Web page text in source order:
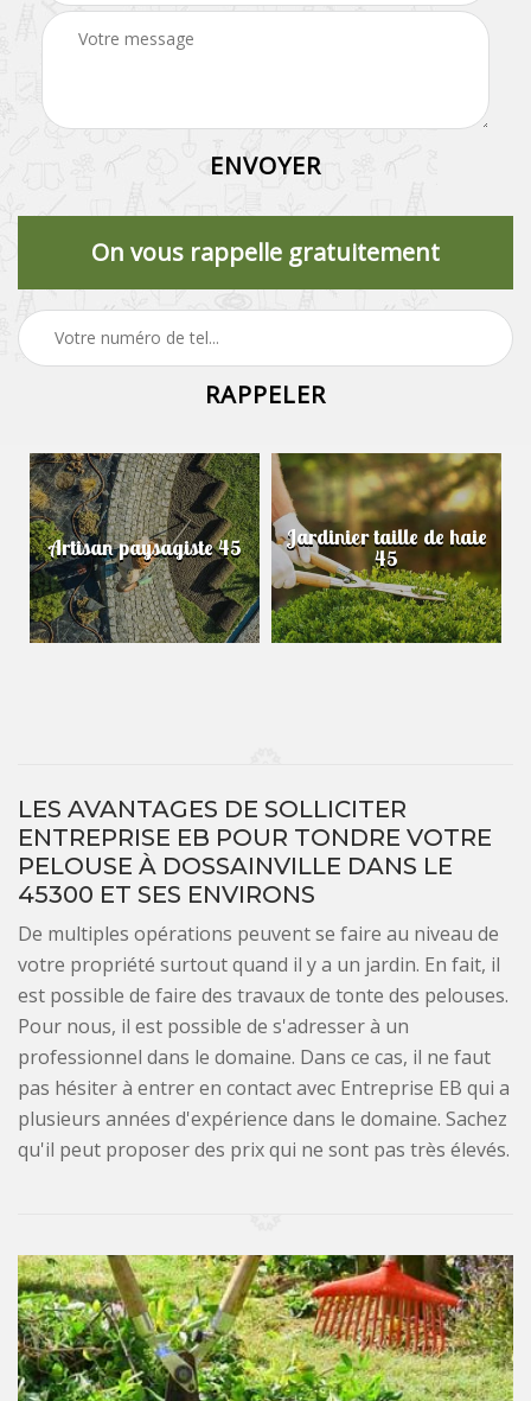
On vous rappelle gratuitement
Artisan paysagiste 45 Jardinier taille de haie
45
LES AVANTAGES DE SOLLICITER
ENTREPRISE EB POUR TONDRE VOTRE
PELOUSE À DOSSAINVILLE DANS LE
45300 ET SES ENVIRONS
De multiples opérations peuvent se faire au niveau de
votre propriété surtout quand il y a un jardin. En fait, il
est possible de faire des travaux de tonte des pelouses.
Pour nous, il est possible de s'adresser à un
professionnel dans le domaine. Dans ce cas, il ne faut
pas hésiter à entrer en contact avec Entreprise EB qui a
plusieurs années d'expérience dans le domaine. Sachez
qu'il peut proposer des prix qui ne sont pas très élevés.